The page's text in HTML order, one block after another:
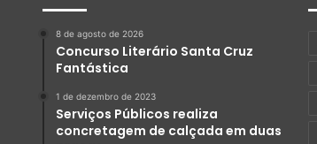
8 de agosto de 2026
Concurso Literário Santa Cruz
Fantástica
1 de dezembro de 2023
Serviços Públicos realiza
concretagem de calçada em duas